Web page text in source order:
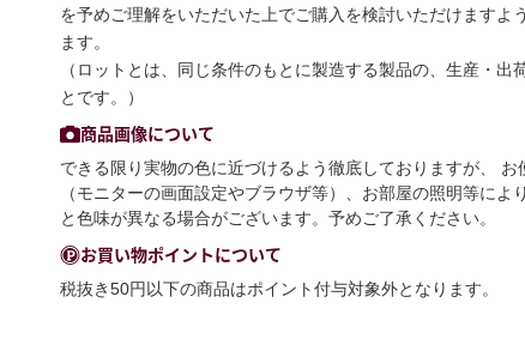
を予めご理解をいただいた上でご購入を検討いただけますよ
ます。
（ロットとは、同じ条件のもとに製造する製品の、生産・出
とです。）
商品画像について
できる限り実物の色に近づけるよう徹底しておりますが、 お
（モニターの画面設定やブラウザ等）、お部屋の照明等によ
と色味が異なる場合がございます。予めご了承ください。
お買い物ポイントについて
税抜き50円以下の商品はポイント付与対象外となります。